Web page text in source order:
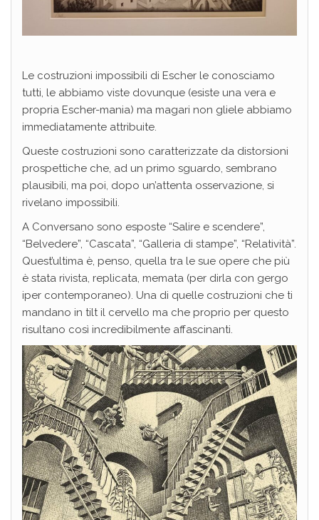
Le costruzioni impossibili di Escher le conosciamo
tutti, le abbiamo viste dovunque (esiste una vera e
propria Escher-mania) ma magari non gliele abbiamo
immediatamente attribuite.
Queste costruzioni sono caratterizzate da distorsioni
prospettiche che, ad un primo sguardo, sembrano
plausibili, ma poi, dopo un’attenta osservazione, si
rivelano impossibili.
A Conversano sono esposte “Salire e scendere”,
“Belvedere”, “Cascata”, “Galleria di stampe”, “Relatività”.
Quest’ultima è, penso, quella tra le sue opere che più
è stata rivista, replicata, memata (per dirla con gergo
iper contemporaneo). Una di quelle costruzioni che ti
mandano in tilt il cervello ma che proprio per questo
risultano così incredibilmente affascinanti.